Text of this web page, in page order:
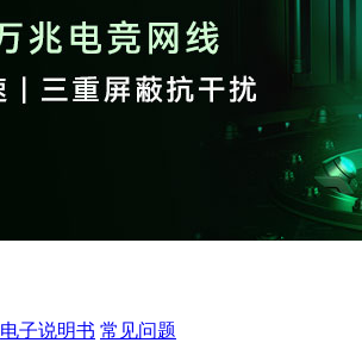
电子说明书 常见问题